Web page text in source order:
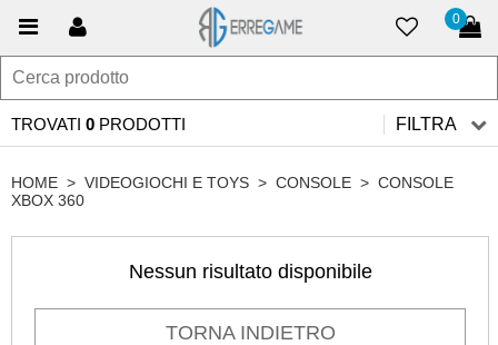
0
TROVATI 0 PRODOTTI FILTRA
HOME > VIDEOGIOCHI E TOYS > CONSOLE > CONSOLE
XBOX 360
Nessun risultato disponibile
TORNA INDIETRO